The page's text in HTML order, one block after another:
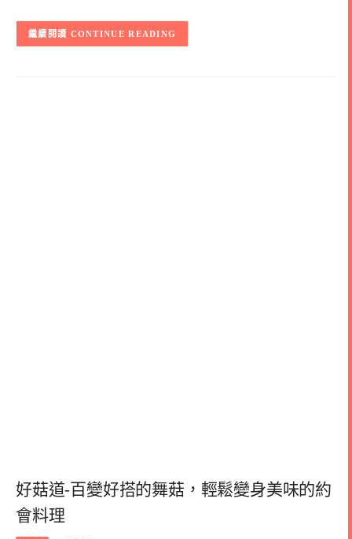
CONTINUE READING
好菇道-百變好搭的舞菇，輕鬆變身美味的約
會料理